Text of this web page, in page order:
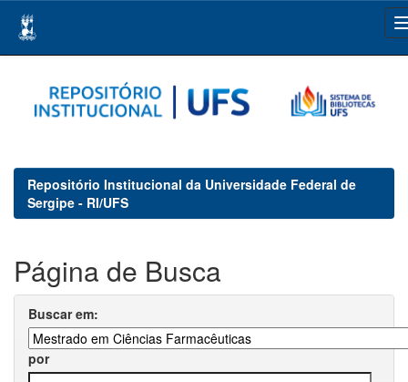
navigation
Repositório Institucional da Universidade Federal de
Sergipe - RI/UFS
Página de Busca
Buscar em:
por